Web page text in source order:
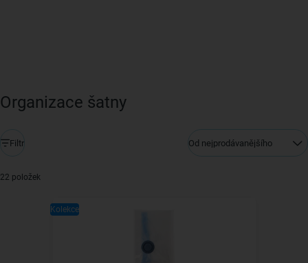
Organizace šatny
Filtr Od nejprodávanějšího
22 položek
Kolekce